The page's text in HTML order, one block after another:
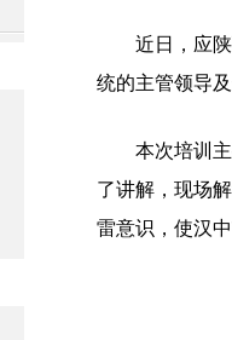
近日，应陕
统的主管领导
本次培训主
了讲解，现场
雷意识，使汉